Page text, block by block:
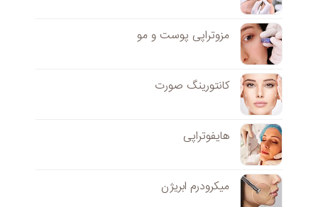
مزوتراپی پوست و مو
کانتورینگ صورت
هایفوتراپی
میکرودرم ابریژن